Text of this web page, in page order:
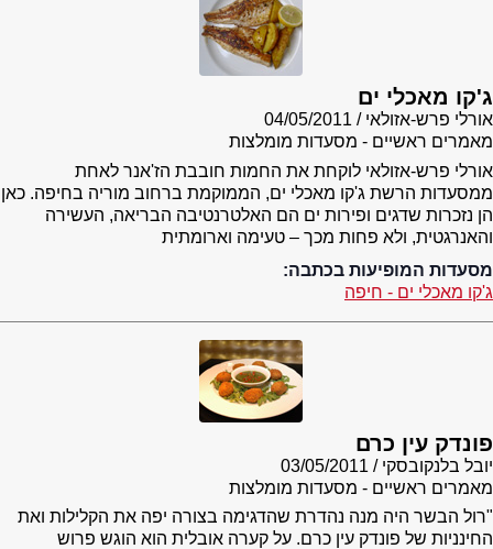
ג'קו מאכלי ים
אורלי פרש-אזולאי
04/05/2011
מאמרים ראשיים - מסעדות מומלצות
אורלי פרש-אזולאי לוקחת את החמות חובבת הז'אנר לאחת
ממסעדות הרשת ג'קו מאכלי ים, הממוקמת ברחוב מוריה בחיפה. כאן
הן נזכרות שדגים ופירות ים הם האלטרנטיבה הבריאה, העשירה
והאנרגטית, ולא פחות מכך – טעימה וארומתית
מסעדות המופיעות בכתבה:
ג'קו מאכלי ים - חיפה
פונדק עין כרם
יובל בלנקובסקי
03/05/2011
מאמרים ראשיים - מסעדות מומלצות
"רול הבשר היה מנה נהדרת שהדגימה בצורה יפה את הקלילות ואת
החינניות של פונדק עין כרם. על קערה אובלית הוא הוגש פרוש